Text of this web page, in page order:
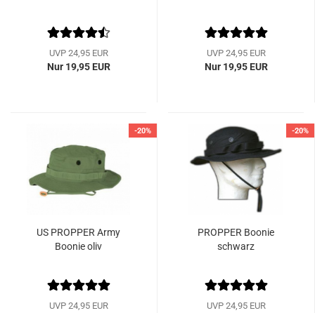
UVP 24,95 EUR
Nur 19,95 EUR
UVP 24,95 EUR
Nur 19,95 EUR
-20%
US PROPPER Army
Boonie oliv
UVP 24,95 EUR
-20%
PROPPER Boonie
schwarz
UVP 24,95 EUR